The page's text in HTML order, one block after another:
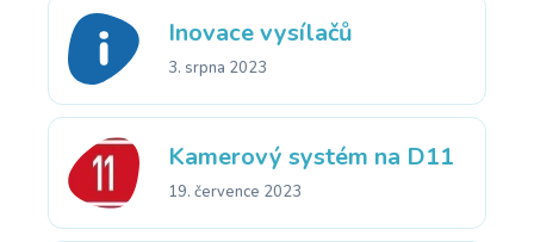
Inovace vysílačů
3. srpna 2023
Kamerový systém na D11
19. července 2023